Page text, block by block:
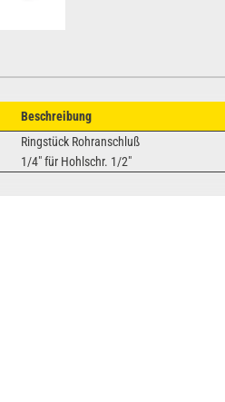
Beschreibung
Ringstück Rohranschluß
1/4" für Hohlschr. 1/2"